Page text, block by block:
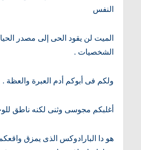
النفس
الميت لن يقود الحى إلى مصدر الحياة
الشخصيات .
ولكم فى أبوكم أدم العبرة والعظة .
أغلبكم مجوسى وثنى لكنه ناطق
هو دا البارادوكس الذى يمزق واقعكم